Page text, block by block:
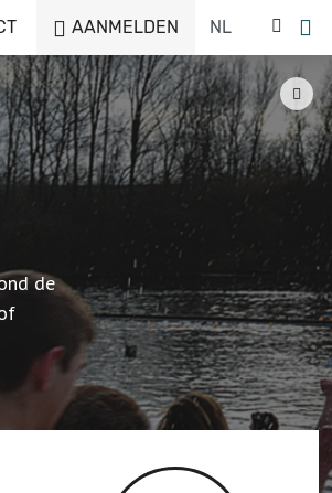
AANMELDEN
de